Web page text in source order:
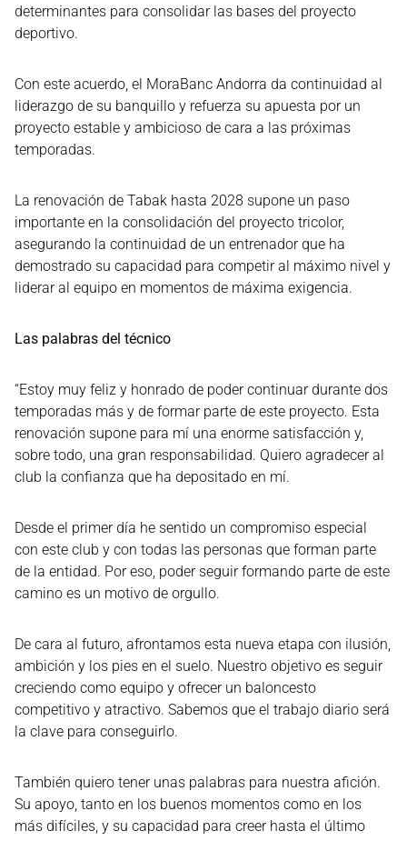
determinantes para consolidar las bases del proyecto
deportivo.
Con este acuerdo, el MoraBanc Andorra da continuidad al
liderazgo de su banquillo y refuerza su apuesta por un
proyecto estable y ambicioso de cara a las próximas
temporadas.
La renovación de Tabak hasta 2028 supone un paso
importante en la consolidación del proyecto tricolor,
asegurando la continuidad de un entrenador que ha
demostrado su capacidad para competir al máximo nivel y
liderar al equipo en momentos de máxima exigencia.
Las palabras del técnico
“Estoy muy feliz y honrado de poder continuar durante dos
temporadas más y de formar parte de este proyecto. Esta
renovación supone para mí una enorme satisfacción y,
sobre todo, una gran responsabilidad. Quiero agradecer al
club la confianza que ha depositado en mí.
Desde el primer día he sentido un compromiso especial
con este club y con todas las personas que forman parte
de la entidad. Por eso, poder seguir formando parte de este
camino es un motivo de orgullo.
De cara al futuro, afrontamos esta nueva etapa con ilusión,
ambición y los pies en el suelo. Nuestro objetivo es seguir
creciendo como equipo y ofrecer un baloncesto
competitivo y atractivo. Sabemos que el trabajo diario será
la clave para conseguirlo.
También quiero tener unas palabras para nuestra afición.
Su apoyo, tanto en los buenos momentos como en los
más difíciles, y su capacidad para creer hasta el último